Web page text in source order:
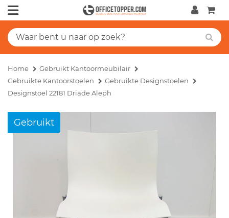
Home
Gebruikt Kantoormeubilair
Gebruikte Kantoorstoelen
Gebruikte Designstoelen
Designstoel 22181 Driade Aleph
Gebruikt